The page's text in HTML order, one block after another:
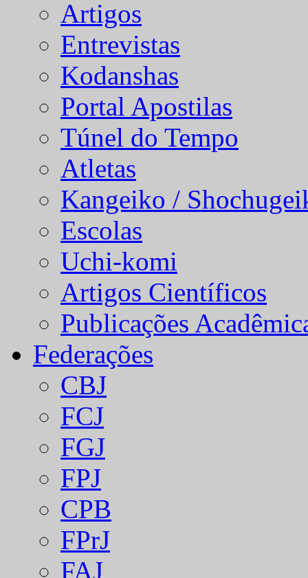
Artigos
Entrevistas
Kodanshas
Portal Apostilas
Túnel do Tempo
Atletas
Kangeiko /
Escolas
Uchi-komi
Artigos Científicos
Publicações
Federações
CBJ
FCJ
FGJ
FPJ
CPB
FPrJ
FAJ